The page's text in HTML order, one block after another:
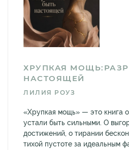
ХРУПКАЯ
НАСТОЯЩЕЙ
ЛИЛИЯ РОУЗ
«Хрупкая мощь» — это книга
устали быть сильными. О
достижений, о тирании
тихой пустоте за идеальным